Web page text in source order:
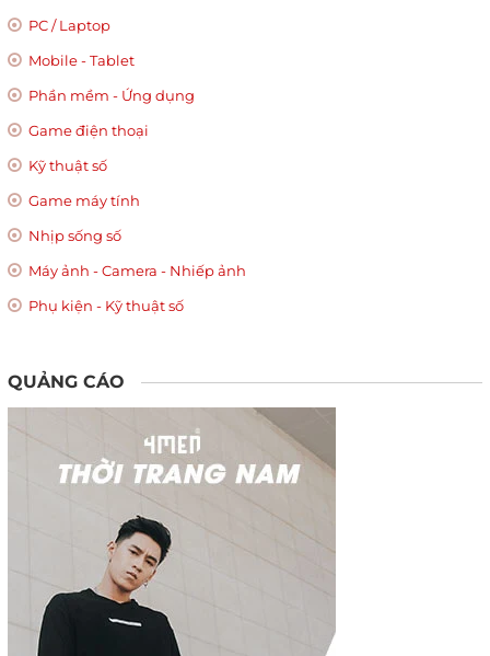
PC / Laptop
Mobile - Tablet
Phần mềm - Ứng dụng
Game điện thoại
Kỹ thuật số
Game máy tính
Nhịp sống số
Máy ảnh - Camera - Nhiếp ảnh
Phụ kiện - Kỹ thuật số
QUẢNG CÁO